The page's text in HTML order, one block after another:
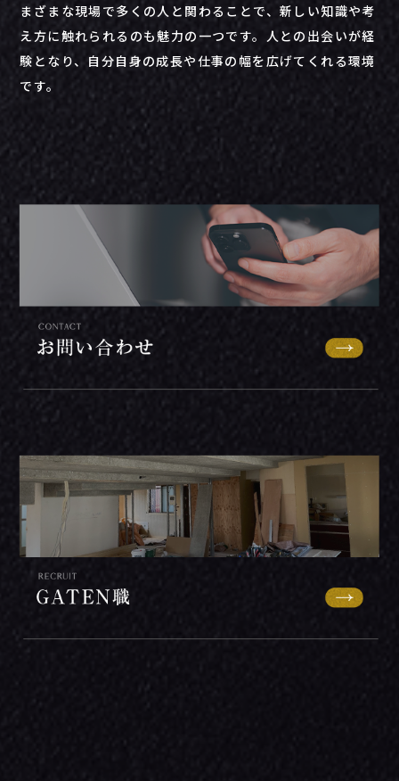
まざまな現場で多くの人と関わることで、新しい知識や考
え方に触れられるのも魅力の一つです。人との出会いが経
験となり、自分自身の成長や仕事の幅を広げてくれる環境
です。